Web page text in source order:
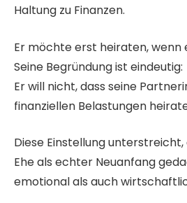
Haltung zu Finanzen.
Er möchte erst heiraten, wenn
Seine Begründung ist eindeutig:
Er will nicht, dass seine
finanziellen Belastungen
Diese Einstellung
Ehe als echter Neuanfang
emotional als auch